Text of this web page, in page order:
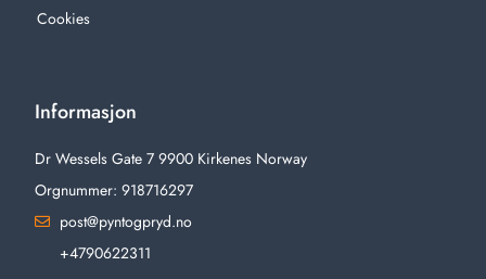
Cookies
Informasjon
Dr Wessels Gate 7 9900 Kirkenes Norway
Orgnummer: 918716297
post@pyntogpryd.no
+4790622311